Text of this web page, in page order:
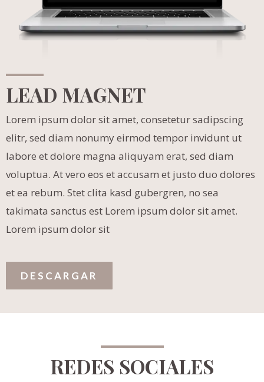
LEAD MAGNET
Lorem ipsum dolor sit amet, consetetur sadipscing
elitr, sed diam nonumy eirmod tempor invidunt ut
labore et dolore magna aliquyam erat, sed diam
voluptua. At vero eos et accusam et justo duo dolores
et ea rebum. Stet clita kasd gubergren, no sea
takimata sanctus est Lorem ipsum dolor sit amet.
Lorem ipsum dolor sit
DESCARGAR
REDES SOCIALES